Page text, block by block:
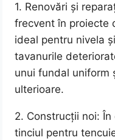
1. Renovări și
frecvent în proiecte
ideal pentru nivela
tavanurile
unui fundal uniform
ulterioare.
2. Construcții noi:
tinciul pentru